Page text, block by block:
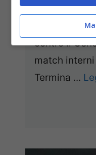
Il Milan
contro il
match
Termina ...